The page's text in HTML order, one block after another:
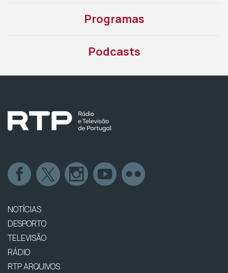
Programas
Podcasts
NOTÍCIAS
DESPORTO
TELEVISÃO
RÁDIO
RTP ARQUIVOS